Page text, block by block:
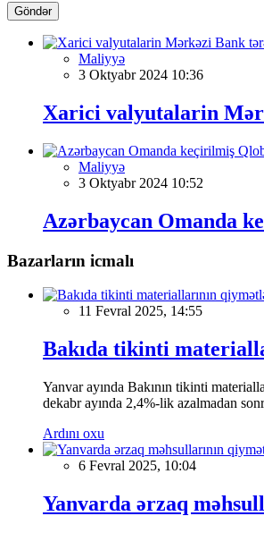
Göndər
Maliyyə
3 Oktyabr 2024 10:36
Xarici valyutalarin
Maliyyə
3 Oktyabr 2024 10:52
Azərbaycan Omanda
Bazarların icmalı
11 Fevral 2025, 14:55
Bakıda tikinti
Yanvar ayında Bakının tikinti
dekabr ayında 2,4%-lik azalmadan
Ardını oxu
6 Fevral 2025, 10:04
Yanvarda ərzaq